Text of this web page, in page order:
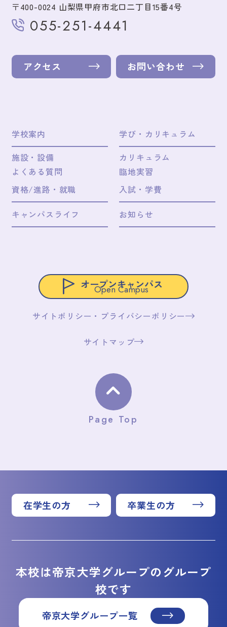
〒400-0024 山梨県甲府市北口二丁目15番4号
055-251-4441
アクセス お問い合わせ
学校案内
施設・設備
よくある質問
学び・カリキュラム
カリキュラム
臨地実習
資格/進路・就職
入試・学費
キャンパスライフ お知らせ
オープンキャンパス
Open Campus
サイトポリシー・プライバシーポリシー
サイトマップ
Page Top
在学生の方 卒業生の方
本校は帝京大学グループのグループ
校です
帝京大学グループ一覧